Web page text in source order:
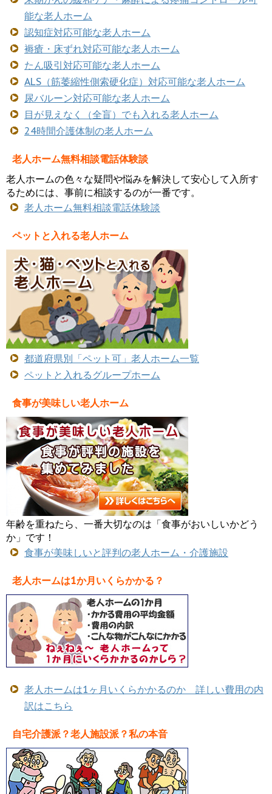
能な老人ホーム
認知症対応可能な老人ホーム
褥瘡・床ずれ対応可能な老人ホーム
たん吸引対応可能な老人ホーム
ALS（筋萎縮性側索硬化症）対応可能な老人ホーム
尿バルーン対応可能な老人ホーム
目が見えなく（全盲）でも入れる老人ホーム
24時間介護体制の老人ホーム
老人ホーム無料相談電話体験談
老人ホームの色々な疑問や悩みを解決して安心して入所す
るためには、事前に相談するのが一番です。
老人ホーム無料相談電話体験談
ペットと入れる老人ホーム
都道府県別「ペット可」老人ホーム一覧
ペットと入れるグループホーム
食事が美味しい老人ホーム
年齢を重ねたら、一番大切なのは「食事がおいしいかどう
か」です！
食事が美味しいと評判の老人ホーム・介護施設
老人ホームは1か月いくらかかる？
老人ホームは1ヶ月いくらかかるのか 詳しい費用の内
訳はこちら
自宅介護派？老人施設派？私の本音